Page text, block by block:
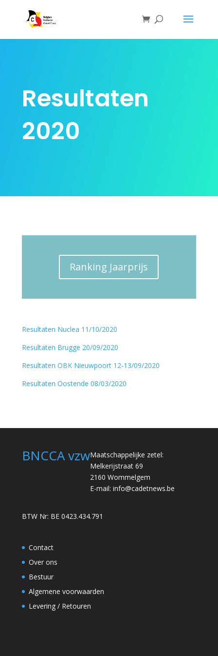
Resultaten
2020
Ranking Jaarprijs
Resultaten Nuclea 11/10/2020
Resultaten Brugge 20/09/2020
Resultaten OBK Nieuwpoort 12-13/09/2020
Resultaten Oostende 08/03/2020
BNCCA vzwMaatschappelijke zetel:
Melkerijstraat 69
2160 Wommelgem
E-mail: info@cadetnews.be
BTW Nr: BE 0423.434.791
Contact
Over ons
Bestuur
Algemene voorwaarden
Levering / Retouren